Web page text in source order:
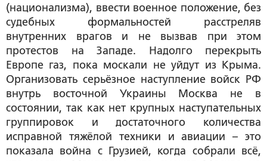
(национализма), ввести военное положение, без
судебных формальностей расстреляв
внутренних врагов и не вызвав при этом
протестов на Западе. Надолго перекрыть
Европе газ, пока москали не уйдут из Крыма.
Организовать серьёзное наступление войск РФ
внутрь восточной Украины Москва не в
состоянии, так как нет крупных наступательных
группировок и достаточного количества
исправной тяжёлой техники и авиации – это
показала война с Грузией, когда собрали всё,